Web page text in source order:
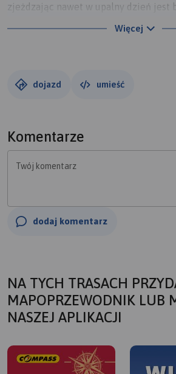
zjeżdzając nawet w upalny dzień jest
potężna burza. Ale dziś daliśmy radę.
sumieniem. A kwaśnica w knajpce ul.
Więcej
dojazd umieść
Komentarze
Twój komentarz
dodaj komentarz
NA TYCH TRASACH
MAPOPRZEWODNIK LUB
NASZEJ APLIKACJI